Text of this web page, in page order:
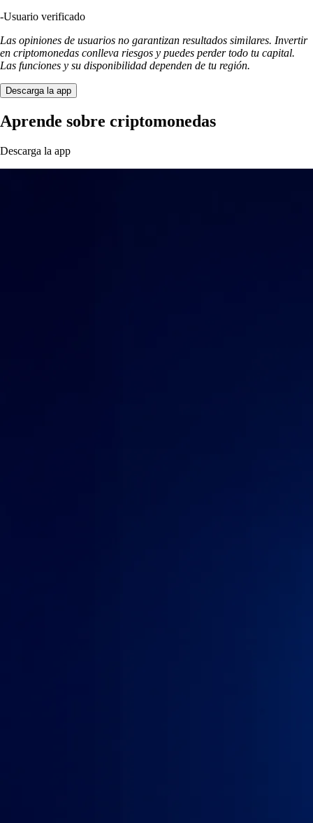
-Usuario verificado
Las opiniones de usuarios no garantizan resultados similares. Invertir
en criptomonedas conlleva riesgos y puedes perder todo tu capital.
Las funciones y su disponibilidad dependen de tu región.
Descarga la app
Aprende sobre criptomonedas
Descarga la app